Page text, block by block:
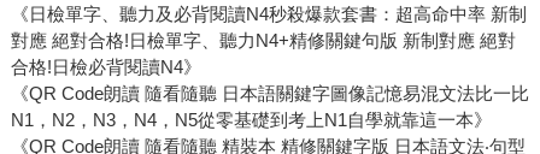
《日檢單字、聽力及必背閱讀N4秒殺爆款套書：超高命中率 新制
對應 絕對合格!日檢單字、聽力N4+精修關鍵句版 新制對應 絕對
合格!日檢必背閱讀N4》
《QR Code朗讀 隨看隨聽 日本語關鍵字圖像記憶易混文法比一比
N1，N2，N3，N4，N5從零基礎到考上N1自學就靠這一本》
《QR Code朗讀 隨看隨聽 精裝本 精修關鍵字版 日本語文法‧句型